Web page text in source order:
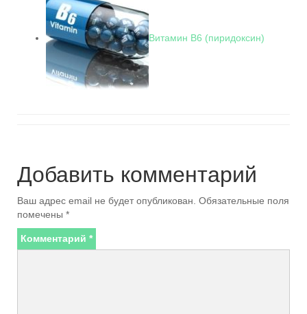
Витамин В6 (пиридоксин)
Добавить комментарий
Ваш адрес email не будет опубликован. Обязательные поля
помечены *
Комментарий *